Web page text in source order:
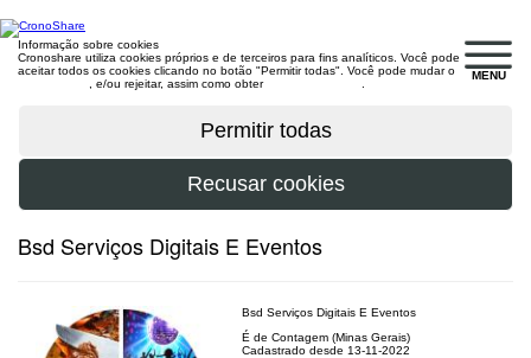
MENU
Informação sobre cookies
Cronoshare utiliza cookies próprios e de terceiros para fins analíticos. Você pode
aceitar todos os cookies clicando no botão "Permitir todas". Você pode mudar o
, e/ou rejeitar, assim como obter
Bsd Serviços Digitais E Eventos
Bsd Serviços Digitais E Eventos
É de Contagem (Minas Gerais)
Cadastrado desde 13-11-2022